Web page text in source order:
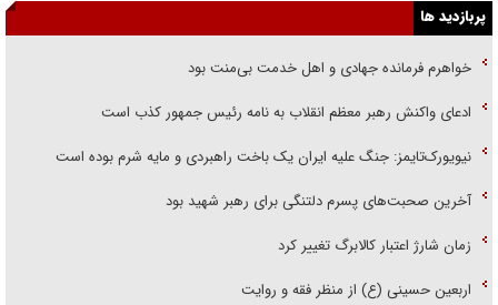
پربازدید ها
خواهرم فرمانده جهادی و اهل خدمت بی‌منت بود
ادعای واکنش رهبر معظم انقلاب به نامه رئیس جمهور کذب است
نیویورک‌تایمز: جنگ علیه ایران یک باخت راهبردی و مایه شرم بوده است
آخرین صحبت‌های پسرم دلتنگی برای رهبر شهید بود
زمان شارژ اعتبار کالابرگ تغییر کرد
اربعین حسینی (ع) از منظر فقه و روایت